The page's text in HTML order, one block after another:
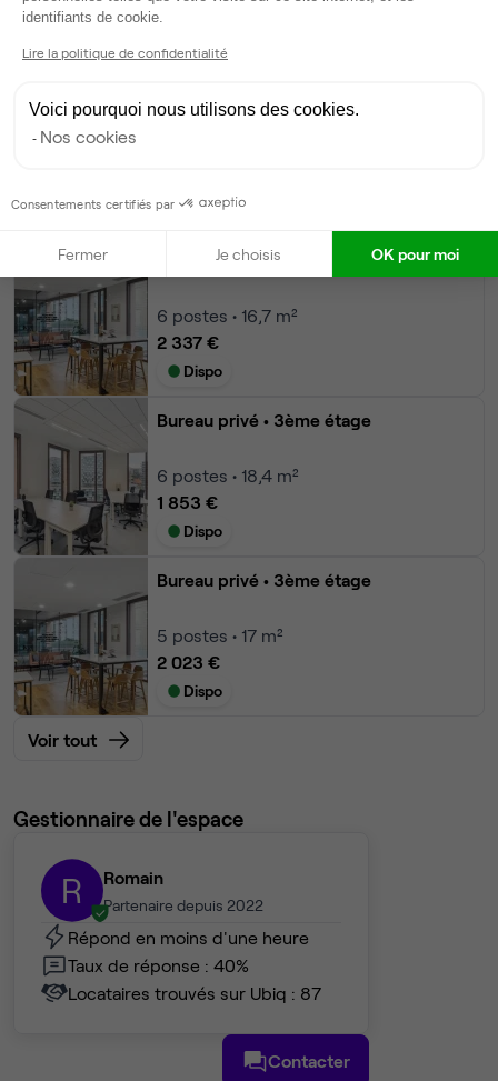
Modifier
Autres bureaux de cet espace :
Bureau privé • 3ème étage
Dispo
Bureau privé• 3ème étage
6 postes • 16,7 m²
2 337 €
Dispo
Bureau privé • 3ème étage
6 postes • 18,4 m²
1 853 €
Dispo
Bureau privé • 3ème étage
5 postes • 17 m²
2 023 €
Dispo
Voir tout
Gestionnaire de l'espace
R Romain
Partenaire depuis 2022
Répond en moins d'une heure
Taux de réponse : 40%
Locataires trouvés sur Ubiq : 87
Contacter
identifiants de cookie.
Lire la politique de confidentialité
Voici pourquoi nous utilisons des cookies.
Nos cookies
Consentements certifiés par
Fermer Je choisis OK pour moi